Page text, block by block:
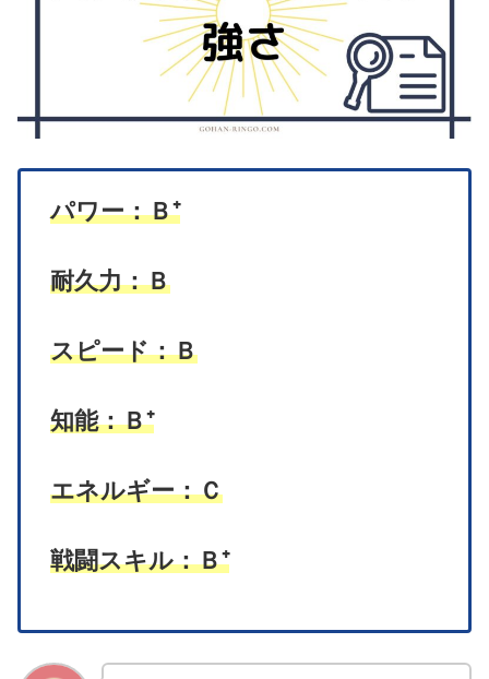
パワー：Ｂ⁺
耐久力：Ｂ
スピード：Ｂ
知能：Ｂ⁺
エネルギー：Ｃ
戦闘スキル：Ｂ⁺